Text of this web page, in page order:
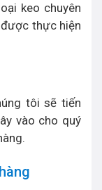
keo chuyên
thực hiện
tôi sẽ tiến
vào cho quý